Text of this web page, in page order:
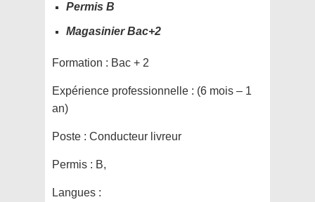
Permis B
Magasinier Bac+2
Formation : Bac + 2
Expérience professionnelle : (6 mois – 1
an)
Poste : Conducteur livreur
Permis : B,
Langues :